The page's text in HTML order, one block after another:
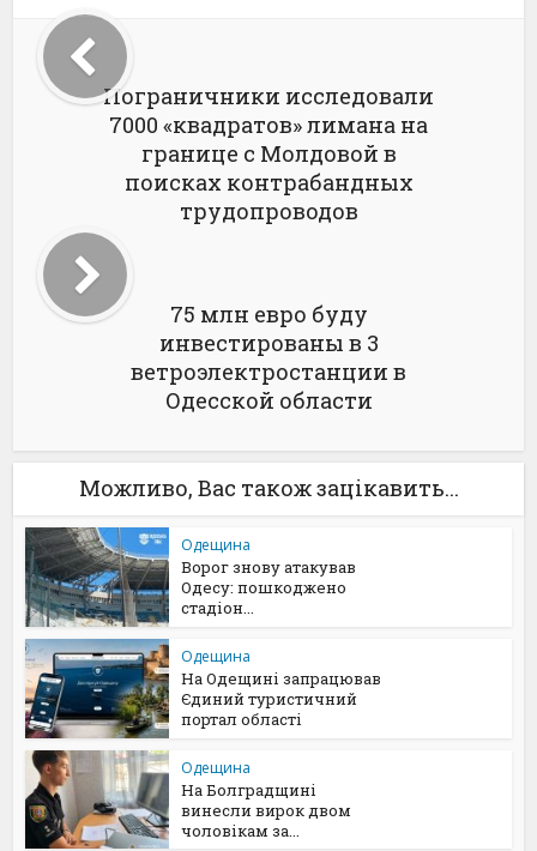
Пограничники исследовали
7000 «квадратов» лимана на
границе с Молдовой в
поисках контрабандных
трудопроводов
75 млн евро буду
инвестированы в 3
ветроэлектростанции в
Одесской области
Можливо, Вас також зацікавить...
Одещина
Ворог знову атакував
Одесу: пошкоджено
стадіон...
Одещина
На Одещині запрацював
Єдиний туристичний
портал області
Одещина
На Болградщині
винесли вирок двом
чоловікам за...